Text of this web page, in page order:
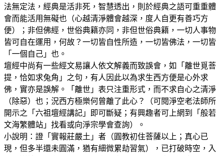
法無定法，經典是活非死，智慧透出，則於經典之語可重重體
會而能活用無礙也（心越清淨體會越深，度人自更有善巧方
便）；非但佛經，世俗典籍亦同，非但世俗典籍，一切人事物
皆可自在運用，何故？一切皆自性所造，一切皆佛法，一切皆
「一個自己」也。
壇經中尚有一些經文易讓人依文解義而致誤會，如「離世覓菩
提，恰如求兔角」之句，有人因此以為求生西方便是心外求
佛，實亦是誤解。「離世」表只注重形式，而不求自心之清淨
（除惡）也；況西方極樂何曾離了此心？（可閱淨空老法師所
開示之「六祖壇經講記」即可斷疑；有興趣者可上網到「般若
文海繁體站」找看或向淨宗學會查詢）。
小說明：證「實報莊嚴土」者（圓教初住菩薩以上；真心已
現，但多半還未圓滿，猶有細微累劫習氣），已打破時空，入